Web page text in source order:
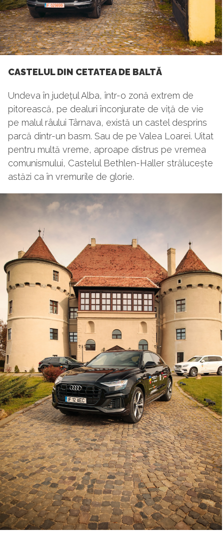
CASTELUL DIN CETATEA DE BALTĂ
Undeva în județul Alba, într-o zonă extrem de
pitorească, pe dealuri înconjurate de viță de vie
pe malul râului Târnava, există un castel desprins
parcă dintr-un basm. Sau de pe Valea Loarei. Uitat
pentru multă vreme, aproape distrus pe vremea
comunismului, Castelul Bethlen-Haller strălucește
astăzi ca în vremurile de glorie.